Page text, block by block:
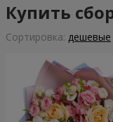
Купить
Cортировка: дешевые